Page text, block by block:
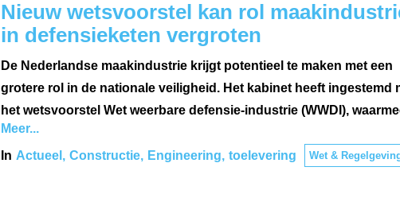
Nieuw wetsvoorstel kan rol
in defensieketen vergroten
De Nederlandse maakindustrie krijgt potentieel te maken met een
grotere rol in de nationale veiligheid. Het kabinet heeft ingestemd
het wetsvoorstel Wet weerbare defensie-industrie (WWDI),
Meer...
In Actueel Constructie Engineering toelevering Wet &